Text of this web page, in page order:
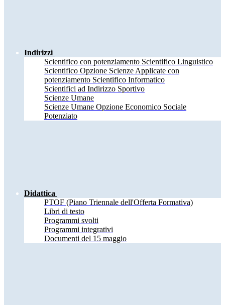
Indirizzi
Scientifico con potenziamento Scientifico Linguistico
Scientifico Opzione Scienze Applicate con
potenziamento Scientifico Informatico
Scientifici ad Indirizzo Sportivo
Scienze Umane
Scienze Umane Opzione Economico Sociale
Potenziato
Didattica
PTOF (Piano Triennale dell'Offerta Formativa)
Libri di testo
Programmi svolti
Programmi integrativi
Documenti del 15 maggio